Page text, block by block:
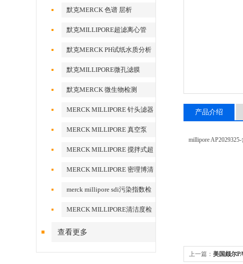
默克MERCK 色谱 层析
默克MILLIPORE超滤离心管
默克MERCK PH试纸水质分析
默克MILLIPORE微孔滤膜
默克MERCK 微生物检测
MERCK MILLIPORE 针头滤器
MERCK MILLIPORE 真空泵
MERCK MILLIPORE 搅拌式超
MERCK MILLIPORE 密理博清
merck millipore sdi污染指数检
MERCK MILLIPORE清洁度检
查看更多
产品介绍
millipore
上一篇： 美国颇尔